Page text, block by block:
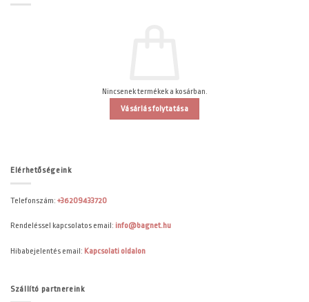
Nincsenek termékek a kosárban.
Vásárlás folytatása
Elérhetőségeink
Telefonszám: +36209433720
Rendeléssel kapcsolatos email: info@bagnet.hu
Hibabejelentés email: Kapcsolati oldalon
Szállító partnereink